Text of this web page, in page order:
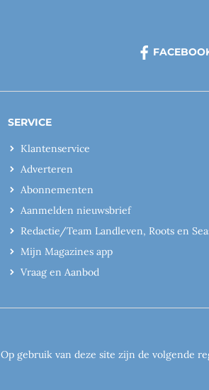
SERVICE
Klantenservice
Adverteren
Abonnementen
Aanmelden nieuwsbrief
Redactie/Team Landleven, Roots en
Mijn Magazines app
Vraag en Aanbod
Op gebruik van deze site zijn de volgende